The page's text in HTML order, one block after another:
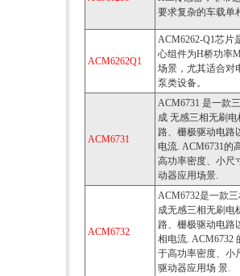
要求复杂的车载单
ACM6262Q1
ACM6262-Q1芯片
心组件为H桥功率
场景，尤其适合对
泵类设备。
ACM6731
ACM6731 是一款
成 无感三相无刷
路、栅极驱动电路
电流. ACM6731的
高功率密度、小尺
动器应用场景.
ACM6732
ACM6732是一款
成无感三相无刷电
路、栅极驱动电路
相电流. ACM6732
于高功率密度、小
驱动器应用场 景.